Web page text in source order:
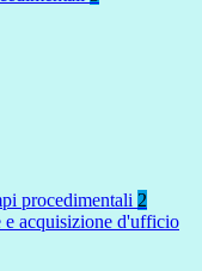
procedimentali 2
acquisizione d'ufficio